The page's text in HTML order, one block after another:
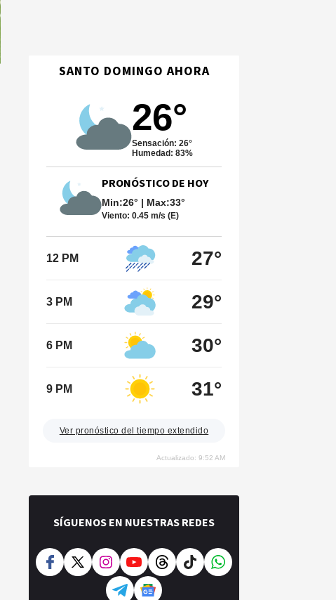
SANTO DOMINGO AHORA
26°
Sensación: 26°
Humedad: 83%
PRONÓSTICO DE HOY
Min:26° | Max:33°
Viento: 0.45 m/s (E)
12 PM 27°
3 PM 29°
6 PM 30°
9 PM 31°
Ver pronóstico del tiempo extendido
Actualizado: 9:52 AM
SÍGUENOS EN NUESTRAS REDES